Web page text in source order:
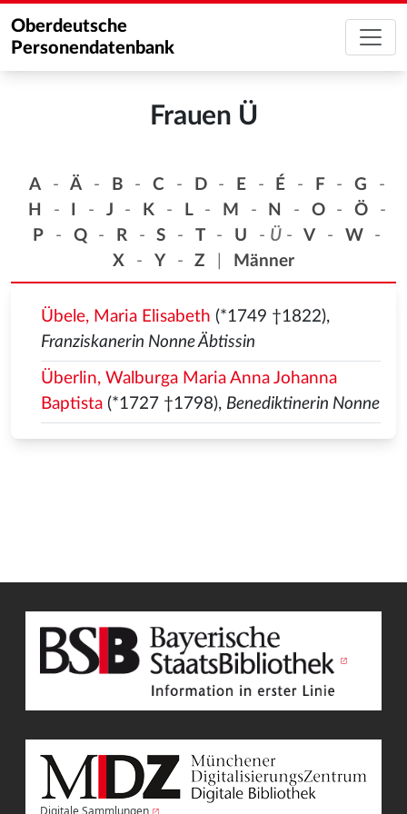
Oberdeutsche
Personendatenbank
Frauen Ü
A - Ä - B - C - D - E - É - F - G
-
H
- - J - K - L - M - N - O - Ö
-
P
- Q - R - S - T - U - Ü- V - W
-
X
- Y - Z Männer
Übele, Maria Elisabeth (*1749 †1822),
Franziskanerin Nonne Äbtissin
Überlin, Walburga Maria Anna Johanna
Baptista(*1727 †1798), Benediktinerin Nonne